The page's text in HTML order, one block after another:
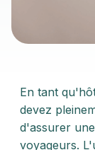
En tant
devez
d'assurer
voyageurs.